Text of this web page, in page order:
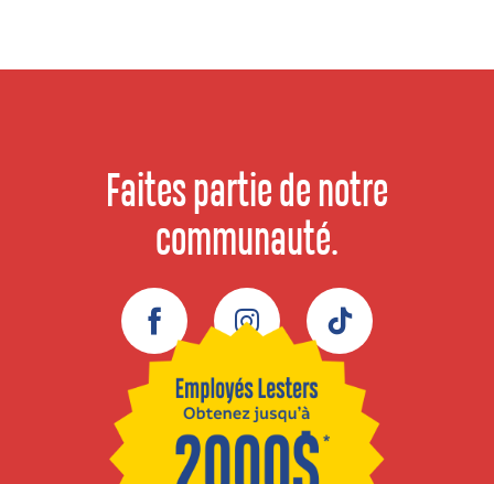
Faites partie de notre
communauté.
Facebook Instagram TikTok